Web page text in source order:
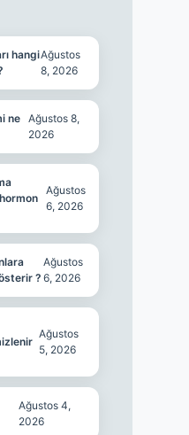
hangiAğustos
8, 2026
ne
Ağustos 8,
2026
Ağustos
6, 2026
?
Ağustos
6, 2026
Ağustos
5, 2026
Ağustos 4,
2026